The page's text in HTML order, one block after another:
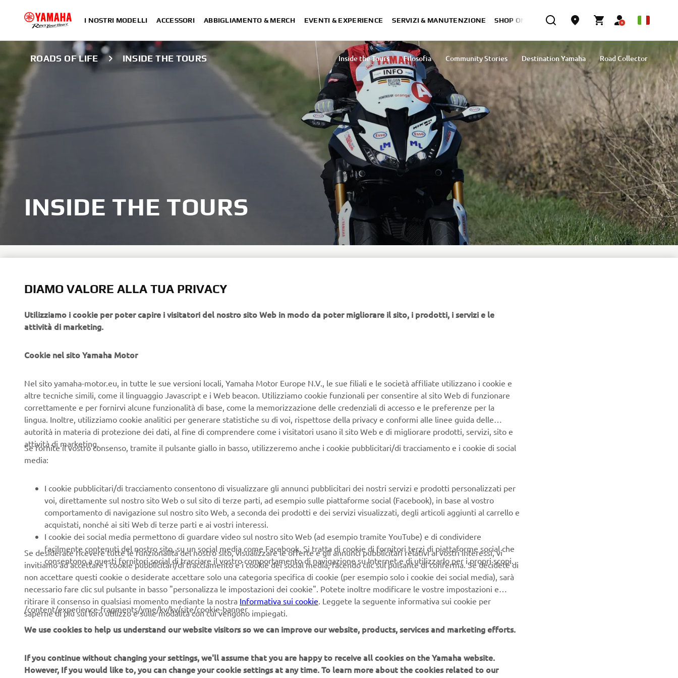
I NOSTRI MODELLI ACCESSORI ABBIGLIAMENTO & MERCH EVENTI & EXPERIENCE SERVIZI & MANUTENZIONE SHOP ONLINE
ROADS OF LIFE INSIDE THE TOURS Inside the Tours Filosofia Community Stories Destination Yamaha Road Collector
INSIDE THE TOURS
YAMAHA NIKEN
The NIKEN advanced leaning multi wheel (LMW) design
delivers an exciting and confident cornering.
SEE THE NIKEN
CORPORATE B2B PIÙ YAMAHA SUPPORTO NEWSLETTER
DIAMO VALORE ALLA TUA PRIVACY
Utilizziamo i cookie per poter capire i visitatori del nostro sito Web in modo da poter migliorare il sito, i prodotti, i servizi e le
attività di marketing.
Cookie nel sito Yamaha Motor
Nel sito yamaha-motor.eu, in tutte le sue versioni locali, Yamaha Motor Europe N.V., le sue filiali e le società affiliate utilizzano i cookie e
altre tecniche simili, come il linguaggio Javascript e i Web beacon. Utilizziamo cookie funzionali per consentire al sito Web di funzionare
correttamente e per fornirvi alcune funzionalità di base, come la memorizzazione delle credenziali di accesso e le preferenze per la
lingua. Inoltre, utilizziamo cookie analitici per generare statistiche su di voi, rispettose della privacy e conformi alle linee guida delle
autorità in materia di protezione dei dati, al fine di comprendere come i visitatori usano il sito Web e di migliorare prodotti, servizi, sito e
attività di marketing.
Se fornite il vostro consenso, tramite il pulsante giallo in basso, utilizzeremo anche i cookie pubblicitari/di tracciamento e i cookie di social
media:
I cookie pubblicitari/di tracciamento consentono di visualizzare gli annunci pubblicitari dei nostri servizi e prodotti personalizzati per
voi, direttamente sul nostro sito Web o sul sito di terze parti, ad esempio sulle piattaforme social (Facebook), in base al vostro
comportamento di navigazione sul nostro sito Web, a seconda dei prodotti e dei servizi visualizzati, degli articoli aggiunti al carrello e
acquistati, nonché ai siti Web di terze parti e ai vostri interessi.
I cookie dei social media permettono di guardare video sul nostro sito Web (ad esempio tramite YouTube) e di condividere
facilmente contenuti del nostro sito, su un social media come Facebook. Si tratta di cookie di fornitori terzi di piattaforme social che
consentono a questi fornitori social di tracciare il vostro comportamento di navigazione su Internet e di utilizzarlo per i propri scopi.
Se desiderate ricevere tutte le funzionalità del nostro sito, visualizzare le offerte e gli annunci pubblicitari relativi ai vostri interessi, vi
invitiamo ad accettare i cookie pubblicitari/di tracciamento e i cookie dei social media, facendo clic sul pulsante di conferma. Se decidete di
non accettare questi cookie o desiderate accettare solo una categoria specifica di cookie (per esempio solo i cookie dei social media), sarà
necessario fare clic sul pulsante in basso "personalizza le impostazioni dei cookie". Potete inoltre modificare le vostre impostazioni e
ritirare il consenso in qualsiasi momento mediante la nostra Informativa sui cookie. Leggete la seguente informativa sui cookie per
saperne di più sul loro utilizzo e sulle modalità con cui vengono impiegati.
/content/experience-fragments/yme/kv/kv/site/cookie-banner
We use cookies to help us understand our website visitors so we can improve our website, products, services and marketing efforts.
If you continue without changing your settings, we'll assume that you are happy to receive all cookies on the Yamaha website.
However, If you would like to, you can change your cookie settings at any time. To learn more about the cookies related to our